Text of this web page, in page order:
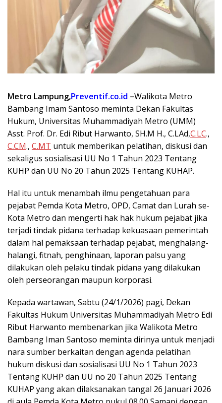
Metro Lampung,Preventif.co.id –Walikota Metro
Bambang Imam Santoso meminta Dekan Fakultas
Hukum, Universitas Muhammadiyah Metro (UMM)
Asst. Prof. Dr. Edi Ribut Harwanto, SH.M H., C.LAd,C.LC.,
C.CM., C.MT untuk memberikan pelatihan, diskusi dan
sekaligus sosialisasi UU No 1 Tahun 2023 Tentang
KUHP dan UU No 20 Tahun 2025 Tentang KUHAP.
Hal itu untuk menambah ilmu pengetahuan para
pejabat Pemda Kota Metro, OPD, Camat dan Lurah se-
Kota Metro dan mengerti hak hak hukum pejabat jika
terjadi tindak pidana terhadap kekuasaan pemerintah
dalam hal pemaksaan terhadap pejabat, menghalang-
halangi, fitnah, penghinaan, laporan palsu yang
dilakukan oleh pelaku tindak pidana yang dilakukan
oleh perseorangan maupun korporasi.
Kepada wartawan, Sabtu (24/1/2026) pagi, Dekan
Fakultas Hukum Universitas Muhammadiyah Metro Edi
Ribut Harwanto membenarkan jika Walikota Metro
Bambang Iman Santoso meminta dirinya untuk menjadi
nara sumber berkaitan dengan agenda pelatihan
hukum diskusi dan sosialisasi UU No 1 Tahun 2023
Tentang KUHP dan UU no 20 Tahun 2025 Tentang
KUHAP yang akan dilaksanakan tangal 26 Januari 2026